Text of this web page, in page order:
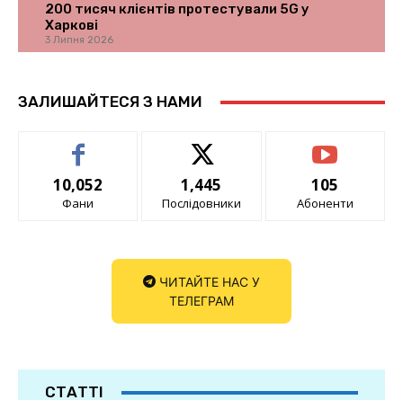
200 тисяч клієнтів протестували 5G у
Харкові
3 Липня 2026
ЗАЛИШАЙТЕСЯ З НАМИ
10,052
Фани
1,445
Послідовники
105
Абоненти
ЧИТАЙТЕ НАС У
ТЕЛЕГРАМ
СТАТТІ